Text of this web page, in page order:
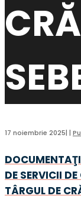
17 noiembrie 2025| |
DE SERVICII
TÂRGUL DE